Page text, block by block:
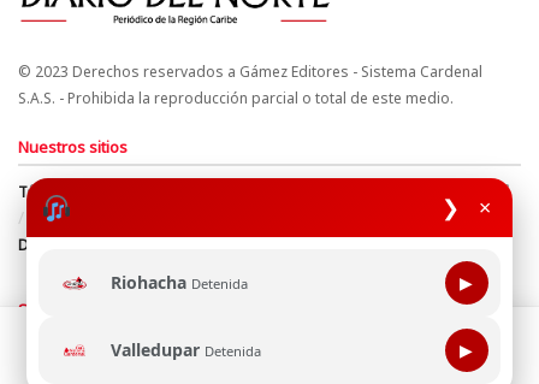
❯ ×
Riohacha Detenida ▶
Valledupar Detenida ▶
© 2023 Derechos reservados a Gámez Editores - Sistema Cardenal
S.A.S. - Prohibida la reproducción parcial o total de este medio.
Nuestros sitios
Términos y Condiciones
Derechos de Autor y Propiedad Intelectual
Política de uso de cookies
Política de Tratamiento de Datos
Directrices Editoriales
Síguenos
Esta página web usa cookie para mejorar tu experiencia de
navegación, al continuar aceptas nuestra política de uso de